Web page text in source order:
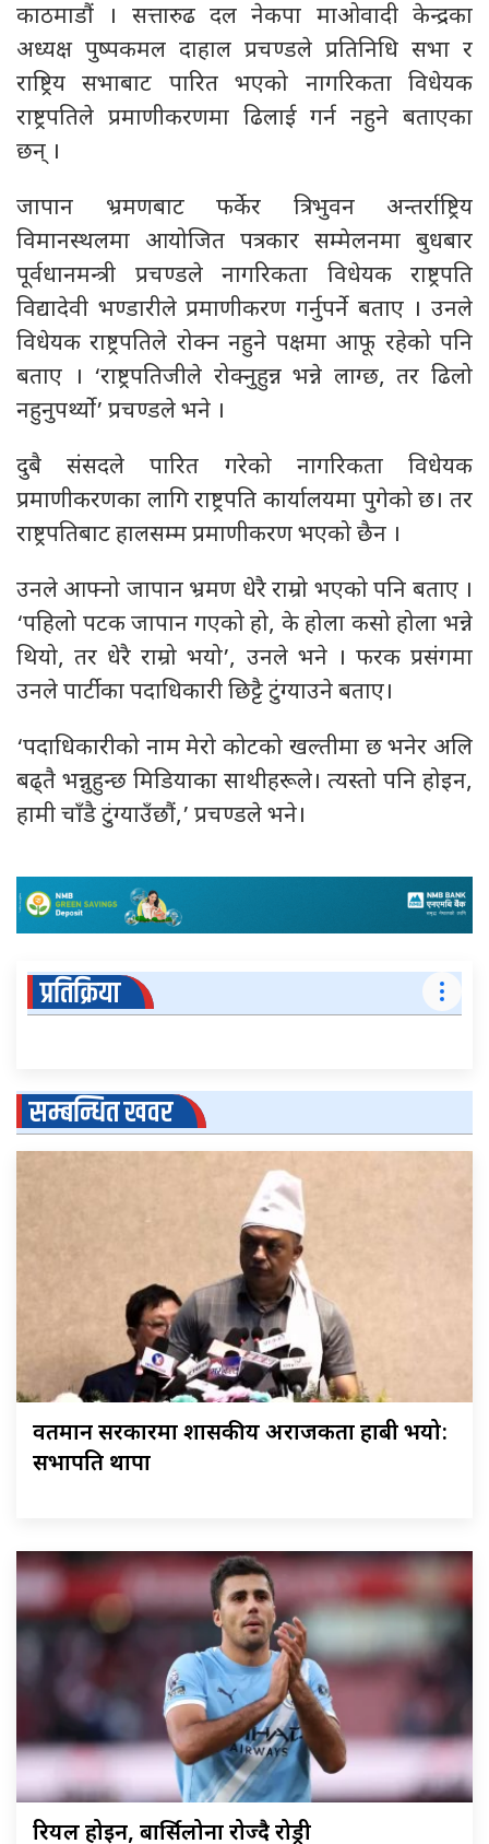
काठमाडौं । सत्तारुढ दल नेकपा माओवादी केन्द्रका
अध्यक्ष पुष्पकमल दाहाल प्रचण्डले प्रतिनिधि सभा र
राष्ट्रिय सभाबाट पारित भएको नागरिकता विधेयक
राष्ट्रपतिले प्रमाणीकरणमा ढिलाई गर्न नहुने बताएका
छन् ।
जापान भ्रमणबाट फर्केर त्रिभुवन अन्तर्राष्ट्रिय
विमानस्थलमा आयोजित पत्रकार सम्मेलनमा बुधबार
पूर्वधानमन्त्री प्रचण्डले नागरिकता विधेयक राष्ट्रपति
विद्यादेवी भण्डारीले प्रमाणीकरण गर्नुपर्ने बताए । उनले
विधेयक राष्ट्रपतिले रोक्न नहुने पक्षमा आफू रहेको पनि
बताए । ‘राष्ट्रपतिजीले रोक्नुहुन्न भन्ने लाग्छ, तर ढिलो
नहुनुपर्थ्यो’ प्रचण्डले भने ।
दुबै संसदले पारित गरेको नागरिकता विधेयक
प्रमाणीकरणका लागि राष्ट्रपति कार्यालयमा पुगेको छ। तर
राष्ट्रपतिबाट हालसम्म प्रमाणीकरण भएको छैन ।
उनले आफ्नो जापान भ्रमण धेरै राम्रो भएको पनि बताए ।
‘पहिलो पटक जापान गएको हो, के होला कसो होला भन्ने
थियो, तर धेरै राम्रो भयो’, उनले भने । फरक प्रसंगमा
उनले पार्टीका पदाधिकारी छिट्टै टुंग्याउने बताए।
‘पदाधिकारीको नाम मेरो कोटको खल्तीमा छ भनेर अलि
बढ्तै भन्नुहुन्छ मिडियाका साथीहरूले। त्यस्तो पनि होइन,
हामी चाँडै टुंग्याउँछौं,’ प्रचण्डले भने।
प्रतिक्रिया
सम्बन्धित खवर
वर्तमान सरकारमा शासकीय अराजकता हाबी भयो:
सभापति थापा
रियल होइन, बार्सिलोना रोज्दै रोड्री